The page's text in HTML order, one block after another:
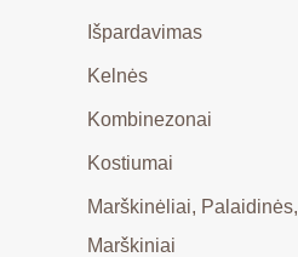
Išpardavimas
Kelnės
Kombinezonai
Kostiumai
Marškinėliai, Palaidinės,
Marškiniai